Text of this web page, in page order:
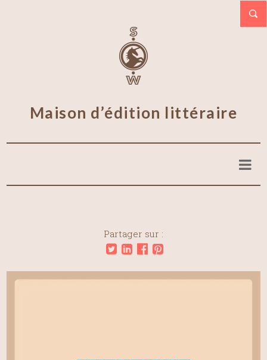
Maison d’édition littéraire
Partager sur :